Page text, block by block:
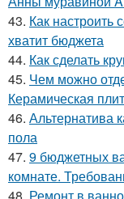
43. Как настроить
хватит бюджета
44. Как сделать
45. Чем можно
Керамическая
46. Альтернатива
пола
47. 9 бюджетных
комнате.
48. Ремонт в